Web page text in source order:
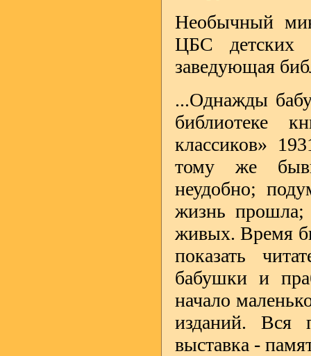
Необычный
ЦБС детских
заведующая
...Однажды
библиотеке
классиков»
тому же
неудобно;
жизнь
живых. Время
показать
бабушки и
начало
изданий. Вся
выставка -